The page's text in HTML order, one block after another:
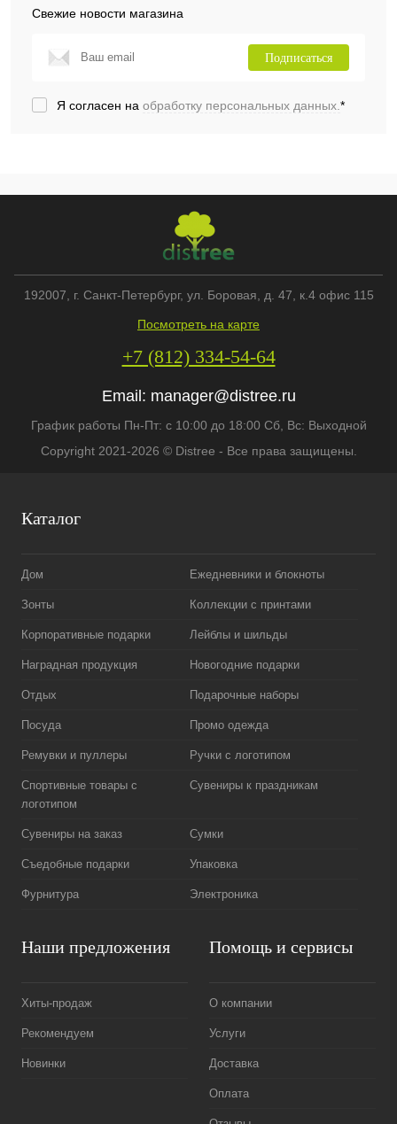
Свежие новости магазина
Подписаться
Я согласен на обработку персональных данных.*
Каталог
Дом Ежедневники и блокноты
Зонты Коллекции с принтами
Корпоративные подарки Лейблы и шильды
Наградная продукция Новогодние подарки
Отдых Подарочные наборы
Посуда Промо одежда
Ремувки и пуллеры Ручки с логотипом
Спортивные товары с
логотипом
Сувениры к праздникам
Сувениры на заказ Сумки
Съедобные подарки Упаковка
Фурнитура Электроника
Наши предложения
Хиты-продаж
Рекомендуем
Новинки
Помощь и сервисы
О компании
Услуги
Доставка
Оплата
192007 , г. Санкт-Петербург, ул. Боровая, д. 47, к.4 офис 115
Посмотреть на карте
+7 (812) 334-54-64
Email: manager@distree.ru
График работы Пн-Пт: с 10:00 до 18:00 Сб, Вс: Выходной
Copyright 2021-2026 © Distree - Все права защищены.